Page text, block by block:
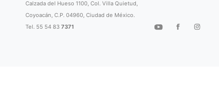
Calzada del Hueso 1100, Col. Villa Quietud,
Coyoacán, C.P. 04960, Ciudad de México.
Tel. 55 54 837371